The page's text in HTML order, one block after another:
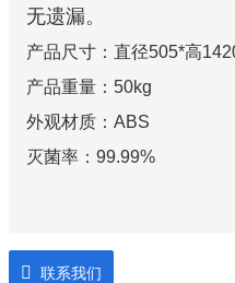
无遗漏。
产品尺寸：直径505*高
产品重量：50kg
外观材质：ABS
灭菌率：99.99%
联系我们